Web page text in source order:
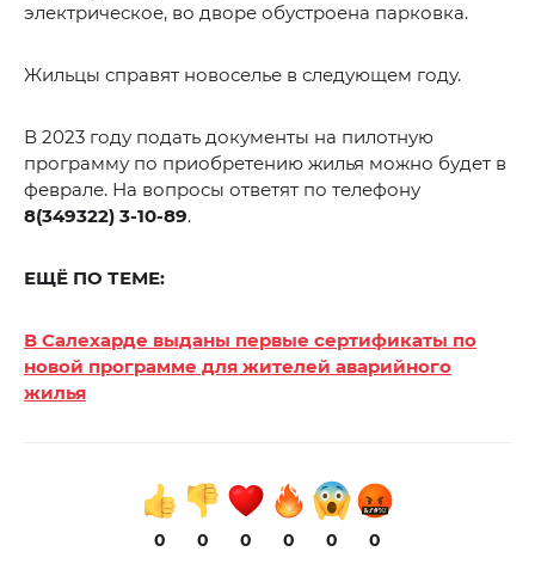
электрическое, во дворе обустроена парковка.
Жильцы справят новоселье в следующем году.
В 2023 году подать документы на пилотную
программу по приобретению жилья можно будет в
феврале. На вопросы ответят по телефону
8(349322) 3-10-89.
ЕЩЁ ПО ТЕМЕ:
В Салехарде выданы первые сертификаты по
новой программе для жителей аварийного
жилья
0 0 0 0 0 0